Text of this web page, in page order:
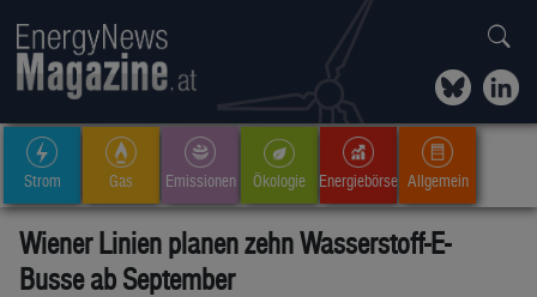
Strom Gas Emissionen Ökologie Energiebörse Allgemein
Wiener Linien planen zehn Wasserstoff-E-
Busse ab September